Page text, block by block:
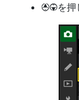
13を押